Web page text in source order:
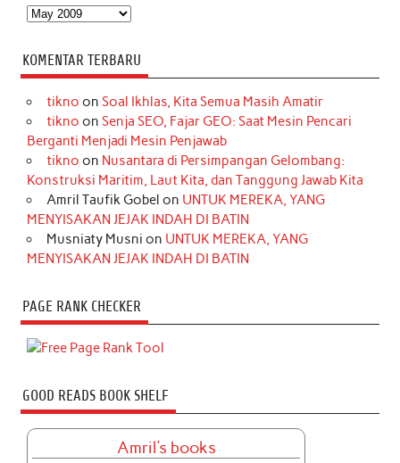
Arsip
KOMENTAR TERBARU
tikno on Soal Ikhlas, Kita Semua Masih Amatir
tikno on Senja SEO, Fajar GEO: Saat Mesin Pencari
Berganti Menjadi Mesin Penjawab
tikno on Nusantara di Persimpangan Gelombang:
Konstruksi Maritim, Laut Kita, dan Tanggung Jawab Kita
Amril Taufik Gobel on UNTUK MEREKA, YANG
MENYISAKAN JEJAK INDAH DI BATIN
Musniaty Musni on UNTUK MEREKA, YANG
MENYISAKAN JEJAK INDAH DI BATIN
PAGE RANK CHECKER
GOOD READS BOOK SHELF
Amril's books